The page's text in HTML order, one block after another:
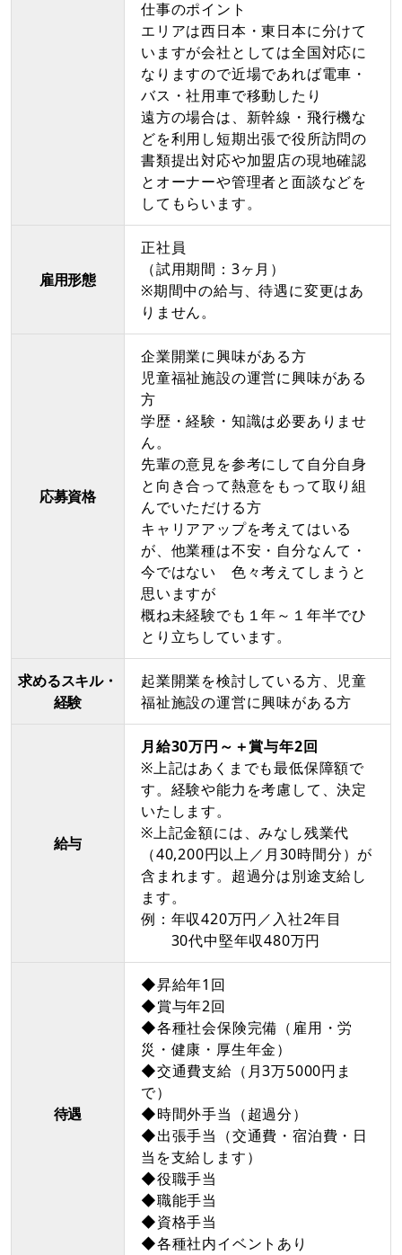
仕事のポイント
エリアは西日本・東日本に分けて
いますが会社としては全国対応に
なりますので近場であれば電車・
バス・社用車で移動したり
遠方の場合は、新幹線・飛行機な
どを利用し短期出張で役所訪問の
書類提出対応や加盟店の現地確認
とオーナーや管理者と面談などを
してもらいます。
雇用形態
正社員
（試用期間：3ヶ月）
※期間中の給与、待遇に変更はあ
りません。
応募資格
企業開業に興味がある方
児童福祉施設の運営に興味がある
方
学歴・経験・知識は必要ありませ
ん。
先輩の意見を参考にして自分自身
と向き合って熱意をもって取り組
んでいただける方
キャリアアップを考えてはいる
が、他業種は不安・自分なんて・
今ではない 色々考えてしまうと
思いますが
概ね未経験でも１年～１年半でひ
とり立ちしています。
求めるスキル・
経験
起業開業を検討している方、児童
福祉施設の運営に興味がある方
給与
月給30万円～＋賞与年2回
※上記はあくまでも最低保障額で
す。経験や能力を考慮して、決定
いたします。
※上記金額には、みなし残業代
（40,200円以上／月30時間分）が
含まれます。超過分は別途支給し
ます。
例：年収420万円／入社2年目
30代中堅年収480万円
待遇
◆昇給年1回
◆賞与年2回
◆各種社会保険完備（雇用・労
災・健康・厚生年金）
◆交通費支給（月3万5000円ま
で）
◆時間外手当（超過分）
◆出張手当（交通費・宿泊費・日
当を支給します）
◆役職手当
◆職能手当
◆資格手当
◆各種社内イベントあり